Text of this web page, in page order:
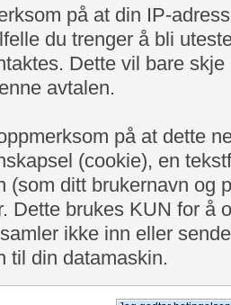
på at din IP-
du trenger å bli
Dette vil bare
avtalen.
på at dette
(cookie), en
(som ditt brukernavn og
Dette brukes KUN for å
ikke inn eller
til din datamaskin.